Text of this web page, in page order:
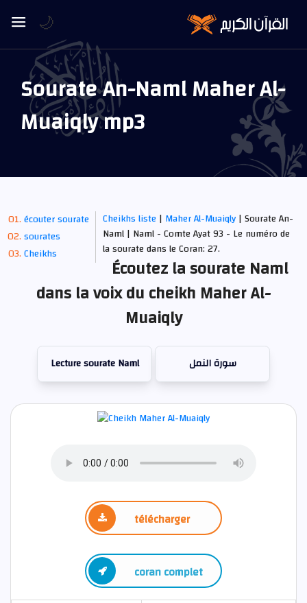
Sourate An-Naml Maher Al-
Muaiqly mp3
écouter sourate
sourates
Cheikhs
Cheikhs liste | Maher Al-Muaiqly| Sourate An-
Naml | Naml - Comte Ayat 93 - Le numéro de
la sourate dans le Coran: 27.
Écoutez la sourate Naml
dans la voix du cheikh Maher Al-
Muaiqly
Lecture sourate Naml سورة النمل
télécharger
coran complet
🌙